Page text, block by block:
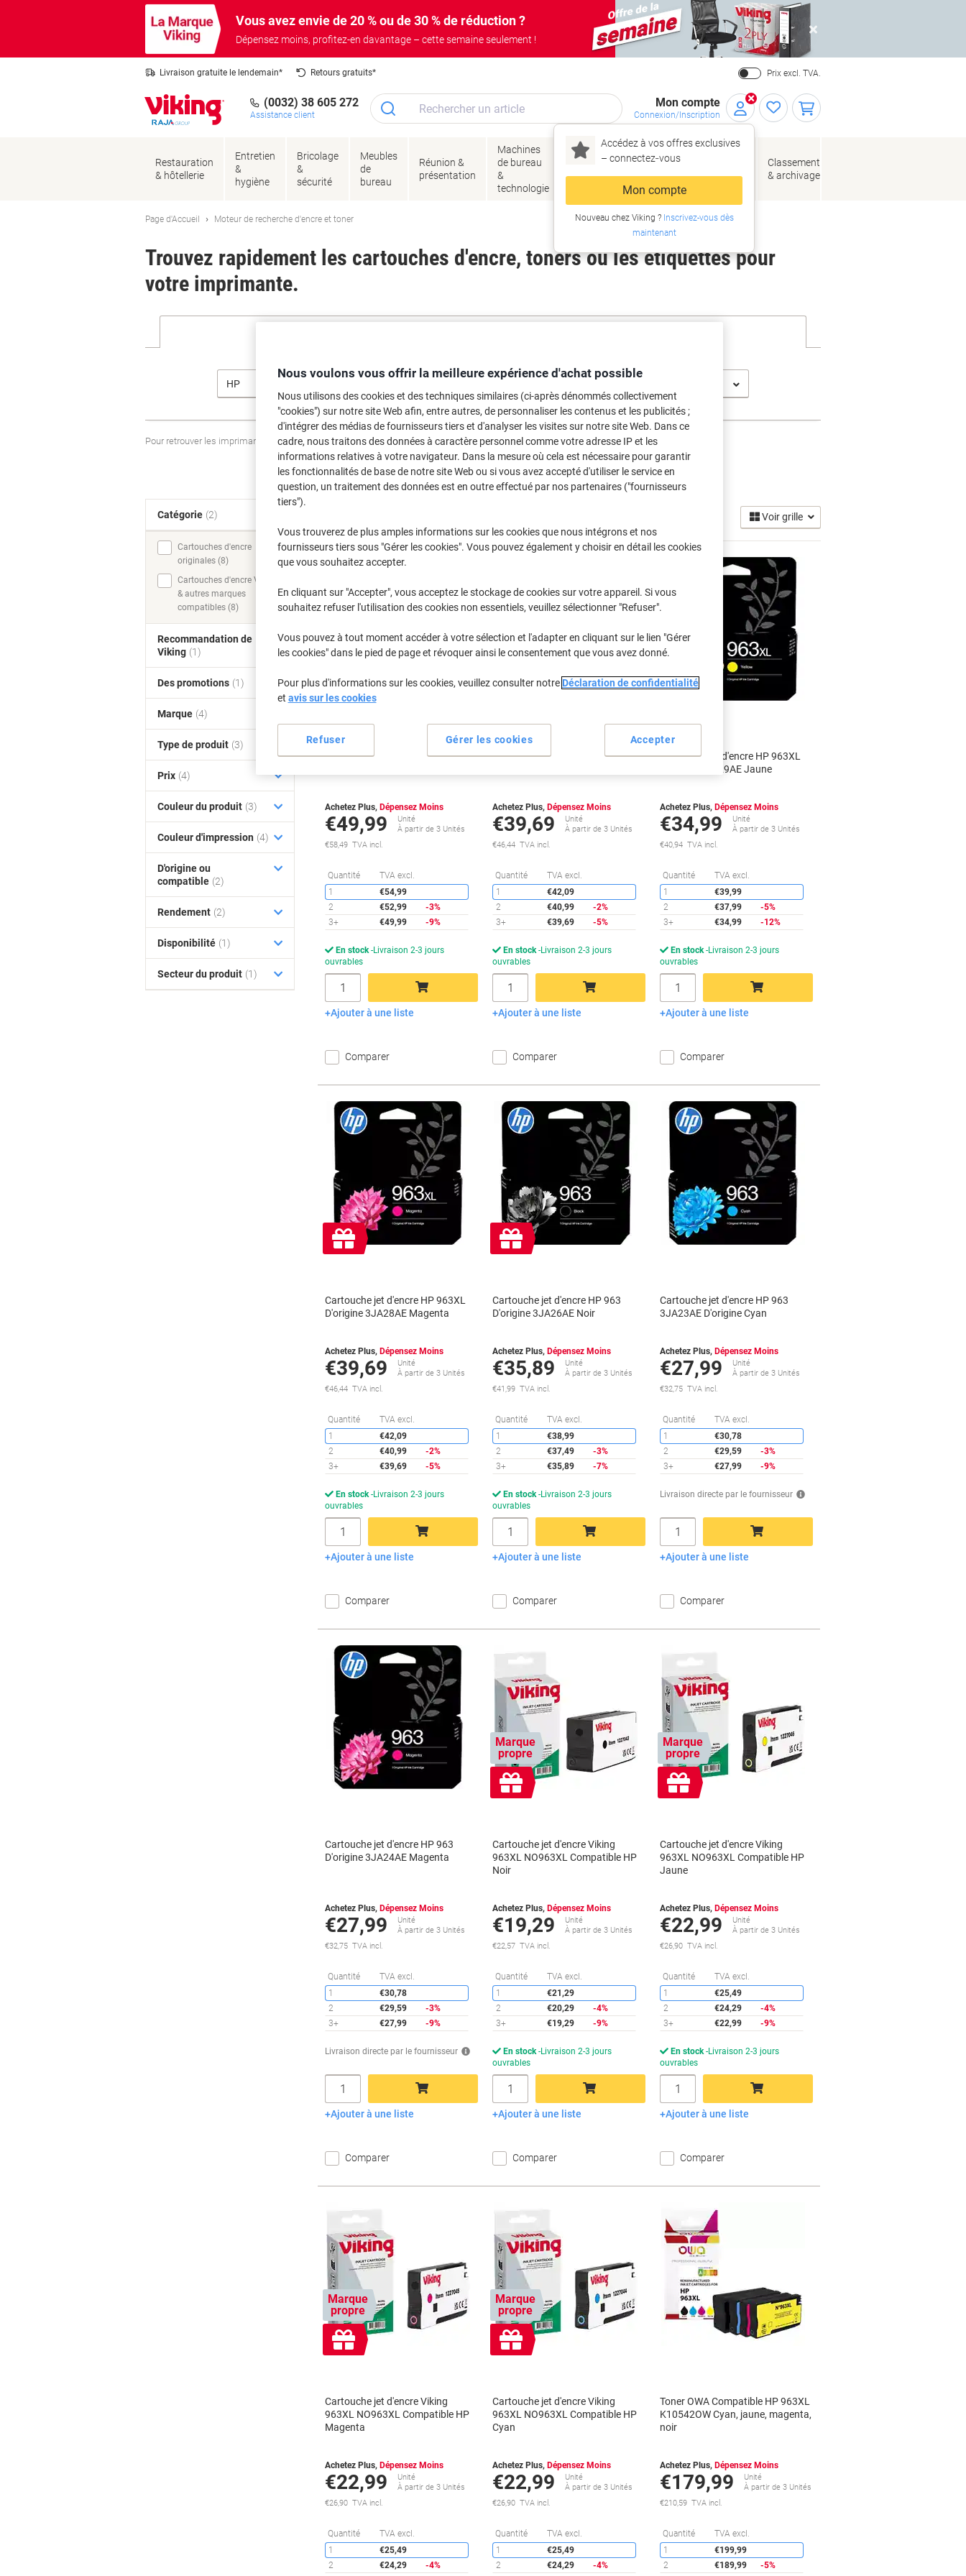
Vous avez envie de 20 % ou de 30 % de réduction ?
Dépensez moins, profitez-en davantage – cette semaine seulement !
Close
Livraison gratuite le lendemain* Retours gratuits* Prix excl. TVA.
(0032) 38 605 272
Assistance client
Mon compte
Connexion/Inscription
Accédez à vos offres exclusives
– connectez‑vous
Mon compte
Nouveau chez Viking ?Inscrivez-vous dès
maintenant
Restauration
& hôtellerie
Entretien
&
hygiène
Bricolage
&
sécurité
Meubles
de
bureau
Réunion &
présentation
Machines
de bureau
&
technologie
Encres
Papier,
enveloppes
&
emballage
de bureau
Classement
& archivage
Page d'Accueil Moteur de recherche d'encre et toner
Trouvez rapidement les cartouches d'encre, toners ou les étiquettes pour
votre imprimante.
HP
Pour retrouver les imprimantes listées et/ou les cartouches précédemment achetéesSe connecter
HP Officejet Pro 9013 Cartouches Jet Encre
Voir grille
Cadeau
gratuit
Cartouche jet d'encre HP 963XL
Achetez Plus, Dépensez Moins
€49,99
Unité
À partir de 3 Unités
€58,49 TVA incl.
Quantité TVA excl.
Économies
1
€54,99
2
€52,99
-3%
3+
€49,99 -9%
En stock Livraison 2-3 jours
ouvrables
Quantité
Ajouter au panier
Ajouter à une liste
Comparer
Cadeau
Cartouche jet d'encre HP 963XL
Achetez Plus, Dépensez Moins
€39,69
Unité
À partir de 3 Unités
€46,44 TVA incl.
Quantité TVA excl.
Économies
1
€42,09
2
€40,99
-2%
3+
€39,69 -5%
En stock Livraison 2-3 jours
ouvrables
Quantité
Ajouter au panier
Ajouter à une liste
Comparer
Cadeau
Cartouche jet d'encre HP 963XL
D'origine 3JA29AE Jaune
Achetez Plus, Dépensez Moins
€34,99
Unité
À partir de 3 Unités
€40,94 TVA incl.
Quantité TVA excl.
1
€39,99
2
€37,99
-5%
3+
€34,99 -12%
En stock Livraison 2-3 jours
ouvrables
Quantité
Ajouter au panier
Ajouter à une liste
Comparer
Cadeau
gratuit
Cartouche jet d'encre HP 963XL
D'origine 3JA28AE Magenta
Achetez Plus, Dépensez Moins
€39,69
Unité
À partir de 3 Unités
€46,44 TVA incl.
Quantité TVA excl.
Économies
1
€42,09
2
€40,99
-2%
3+
€39,69 -5%
En stock Livraison 2-3 jours
ouvrables
Quantité
Ajouter au panier
Ajouter à une liste
Comparer
Cadeau
gratuit
Cartouche jet d'encre HP 963
D'origine 3JA26AE Noir
Achetez Plus, Dépensez Moins
€35,89
Unité
À partir de 3 Unités
€41,99 TVA incl.
Quantité TVA excl.
Économies
1
€38,99
2
€37,49
-3%
3+
€35,89 -7%
En stock Livraison 2-3 jours
ouvrables
Quantité
Ajouter au panier
Ajouter à une liste
Comparer
Cartouche jet d'encre HP 963
3JA23AE D'origine Cyan
Achetez Plus, Dépensez Moins
€27,99
Unité
À partir de 3 Unités
€32,75 TVA incl.
Quantité TVA excl.
1
€30,78
2
€29,59
-3%
3+
€27,99 -9%
Livraison directe par le fournisseur
Quantité
Ajouter au panier
Ajouter à une liste
Comparer
Cartouche jet d'encre HP 963
D'origine 3JA24AE Magenta
Achetez Plus, Dépensez Moins
€27,99
Unité
À partir de 3 Unités
€32,75 TVA incl.
Quantité TVA excl.
Économies
1
€30,78
2
€29,59
-3%
3+
€27,99 -9%
Livraison directe par le fournisseur
Quantité
Ajouter au panier
Ajouter à une liste
Comparer
Marque
propre
Cadeau
gratuit
Cartouche jet d'encre Viking
963XL NO963XL Compatible HP
Noir
Achetez Plus, Dépensez Moins
€19,29
Unité
À partir de 3 Unités
€22,57 TVA incl.
Quantité TVA excl.
Économies
1
€21,29
2
€20,29
-4%
3+
€19,29 -9%
En stock Livraison 2-3 jours
ouvrables
Quantité
Ajouter au panier
Ajouter à une liste
Comparer
Marque
propre
Cadeau
gratuit
Cartouche jet d'encre Viking
963XL NO963XL Compatible HP
Jaune
Achetez Plus, Dépensez Moins
€22,99
Unité
À partir de 3 Unités
€26,90 TVA incl.
Quantité TVA excl.
1
€25,49
2
€24,29
-4%
3+
€22,99 -9%
En stock Livraison 2-3 jours
ouvrables
Quantité
Ajouter au panier
Ajouter à une liste
Comparer
Marque
propre
Cadeau
gratuit
Cartouche jet d'encre Viking
963XL NO963XL Compatible HP
Magenta
Achetez Plus, Dépensez Moins
€22,99
Unité
À partir de 3 Unités
€26,90 TVA incl.
Quantité TVA excl.
Économies
1
€25,49
2
€24,29
-4%
Marque
propre
Cadeau
gratuit
Cartouche jet d'encre Viking
963XL NO963XL Compatible HP
Cyan
Achetez Plus, Dépensez Moins
€22,99
Unité
À partir de 3 Unités
€26,90 TVA incl.
Quantité TVA excl.
Économies
1
€25,49
2
€24,29
-4%
Toner OWA Compatible HP 963XL
K10542OW Cyan, jaune, magenta,
noir
Achetez Plus, Dépensez Moins
€179,99
Unité
À partir de 3 Unités
€210,59 TVA incl.
Quantité TVA excl.
1
€199,99
2
€189,99
-5%
Catégorie (2)
Cartouches d'encre
originales (8)
Cartouches d'encre Viking
& autres marques
compatibles (8)
Recommandation de
Viking (1)
Des promotions (1)
Marque (4)
Type de produit (3)
Prix (4)
Couleur du produit (3)
Couleur d'impression (4)
D'origine ou
compatible (2)
Rendement (2)
Disponibilité (1)
Secteur du produit (1)
Nous voulons vous offrir la meilleure expérience d'achat possible
Nous utilisons des cookies et des techniques similaires (ci-après dénommés collectivement
"cookies") sur notre site Web afin, entre autres, de personnaliser les contenus et les publicités ;
d'intégrer des médias de fournisseurs tiers et d'analyser les visites sur notre site Web. Dans ce
cadre, nous traitons des données à caractère personnel comme votre adresse IP et les
informations relatives à votre navigateur. Dans la mesure où cela est nécessaire pour garantir
les fonctionnalités de base de notre site Web ou si vous avez accepté d'utiliser le service en
question, un traitement des données est en outre effectué par nos partenaires ("fournisseurs
tiers").
Vous trouverez de plus amples informations sur les cookies que nous intégrons et nos
fournisseurs tiers sous "Gérer les cookies". Vous pouvez également y choisir en détail les cookies
que vous souhaitez accepter.
En cliquant sur "Accepter", vous acceptez le stockage de cookies sur votre appareil. Si vous
souhaitez refuser l'utilisation des cookies non essentiels, veuillez sélectionner "Refuser".
Vous pouvez à tout moment accéder à votre sélection et l'adapter en cliquant sur le lien "Gérer
les cookies" dans le pied de page et révoquer ainsi le consentement que vous avez donné.
Pour plus d'informations sur les cookies, veuillez consulter notre Déclaration de confidentialité
et avis sur les cookies
Gérer les cookies
Refuser Accepter